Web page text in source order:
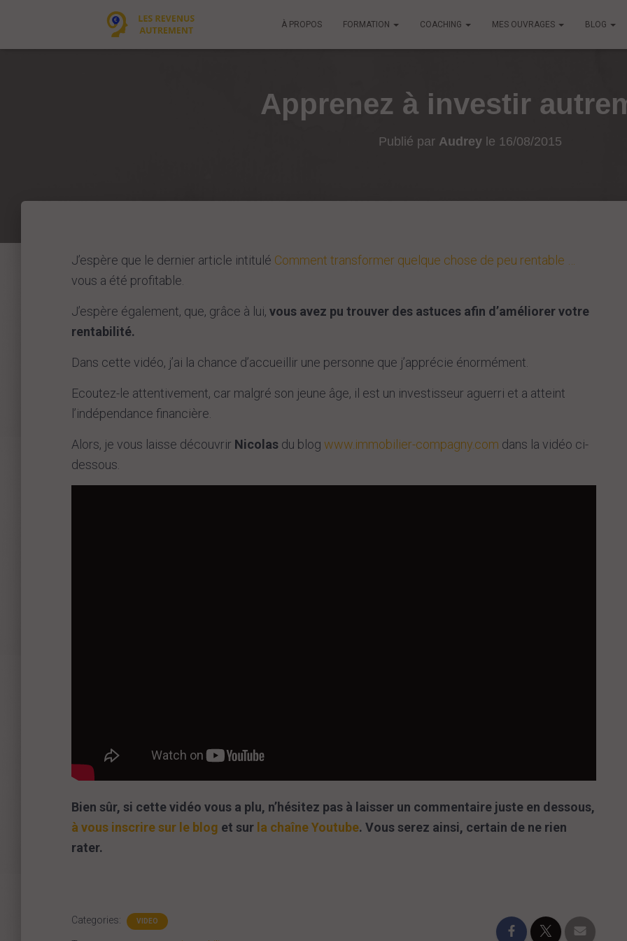
À PROPOS FORMATION COACHING MES OUVRAGES BLOG
Apprenez à investir
Publié par Audrey le 16/08/2015
J’espère que le dernier article intitulé Comment transformer quelque chose de peu rentable …
vous a été profitable.
J’espère également, que, grâce à lui, vous avez pu trouver des astuces afin d’améliorer votre
rentabilité.
Dans cette vidéo, j’ai la chance d’accueillir une personne que j’apprécie énormément.
Ecoutez-le attentivement, car malgré son jeune âge, il est un investisseur aguerri et a atteint
l’indépendance financière.
Alors, je vous laisse découvrir Nicolas du blog www.immobilier-compagny.com dans la vidéo ci-
dessous.
Bien sûr, si cette vidéo vous a plu, n’hésitez pas à laisser un commentaire juste en dessous,
à vous inscrire sur le blog et sur la chaîne Youtube. Vous serez ainsi, certain de ne rien
rater.
Categories: VIDEO